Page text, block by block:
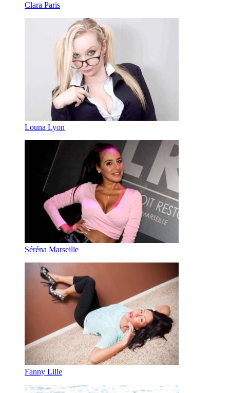
Clara Paris
Louna Lyon
Séréna Marseille
Fanny Lille